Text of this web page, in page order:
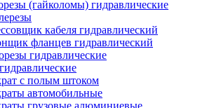
(гайколомы) гидравлические
кабеля гидравлический
фланцев гидравлический
гидравлические
с полым штоком
автомобильные
грузовые алюминиевые